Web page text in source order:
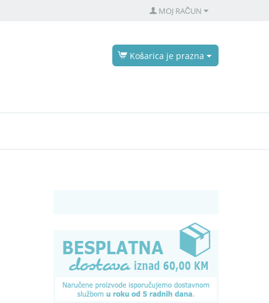
MOJ RAČUN
Košarica je prazna